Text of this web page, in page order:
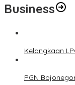
Business
Kelangkaan
PGN